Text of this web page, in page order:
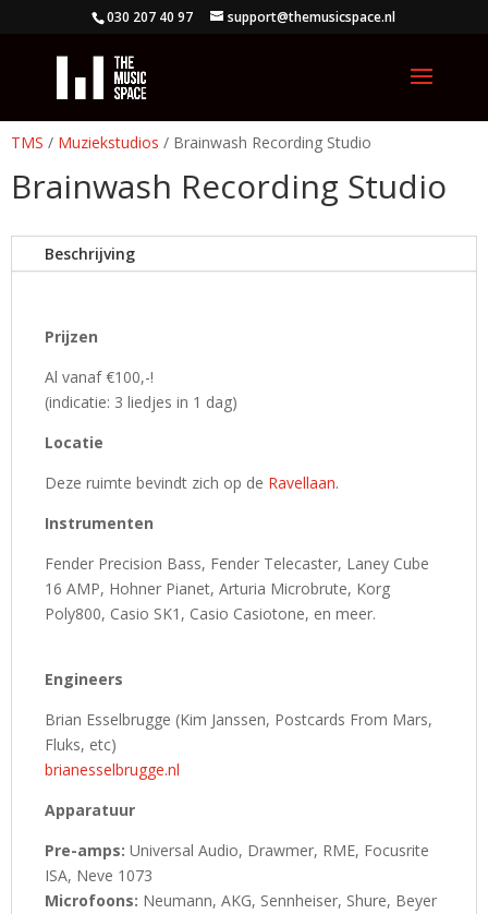
030 207 40 97 support@themusicspace.nl
TMS / Muziekstudios / Brainwash Recording Studio
Brainwash Recording Studio
Beschrijving
Prijzen
Al vanaf €100,-!
(indicatie: 3 liedjes in 1 dag)
Locatie
Deze ruimte bevindt zich op de Ravellaan.
Instrumenten
Fender Precision Bass, Fender Telecaster, Laney Cube
16 AMP, Hohner Pianet, Arturia Microbrute, Korg
Poly800, Casio SK1, Casio Casiotone, en meer.
Engineers
Brian Esselbrugge (Kim Janssen, Postcards From Mars,
Fluks, etc)
brianesselbrugge.nl
Apparatuur
Pre-amps: Universal Audio, Drawmer, RME, Focusrite
ISA, Neve 1073
Microfoons: Neumann, AKG, Sennheiser, Shure, Beyer